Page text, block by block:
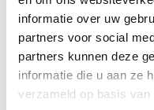
informatie over uw
partners voor social
partners kunnen deze
informatie die u aan ze
verzameld op basis
Bronzen beeld van een Goblin